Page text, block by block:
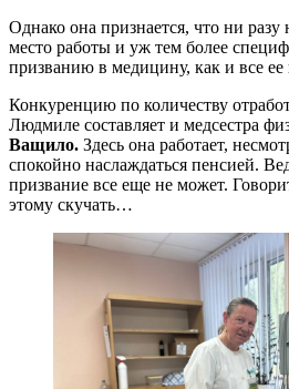
Однако она признается, что ни
место работы и уж тем более
призванию в медицину, как и все ее
Конкуренцию по количеству
Людмиле составляет и медсестра
Ващило. Здесь она работает,
спокойно наслаждаться пенсией.
призвание все еще не может.
этому скучать…